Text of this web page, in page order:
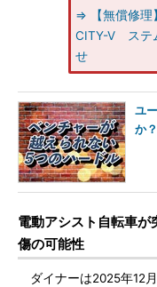
⇒ 【無償修理
CITY-V ステ
せ
ユ
か？
電動アシスト自転車
傷の可能性
ダイナーは2025年12